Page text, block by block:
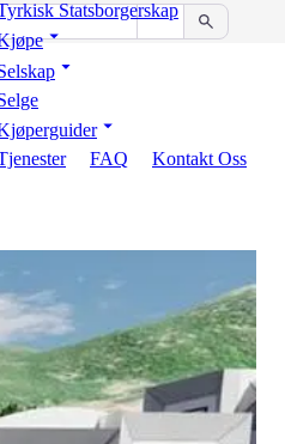
Statsborgerskap
FAQ Kontakt Oss